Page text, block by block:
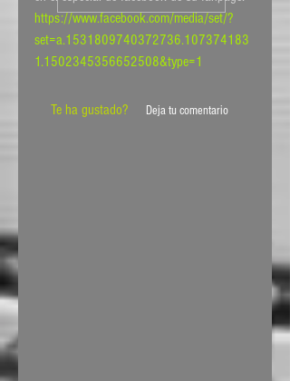
https://www.facebook.com/media/set/?
set=a.1531809740372736.107374183
1.1502345356652508&type=1
Te ha gustado? Deja tu comentario